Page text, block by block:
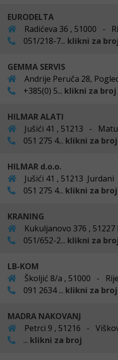
EURODELTA
Radićeva 36 , 51000 -
051/218-7... klikni za
GEMMA SERVIS
Andrije Peruča 28,
+385(0) 5... klikni za broj
HILMAR ALATI
Jušići 41 , 51213 -
051 275 4... klikni za broj
HILMAR d.o.o.
Jušići 41 , 51213
051 275 4... klikni za broj
KRANING
Kukuljanovo 376 ,
051/652-2... klikni za
LB-KOM
Školjić 8/a , 51000 -
091 2634 ... klikni za broj
MADRA NAKOVANJ
Petrci 9 , 51216 -
... klikni za broj